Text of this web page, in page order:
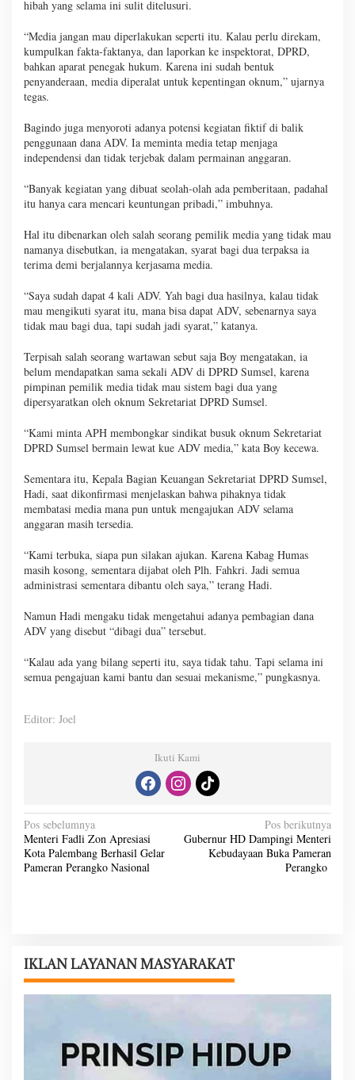
hibah yang selama ini sulit ditelusuri.
“Media jangan mau diperlakukan seperti itu. Kalau perlu direkam,
kumpulkan fakta-faktanya, dan laporkan ke inspektorat, DPRD,
bahkan aparat penegak hukum. Karena ini sudah bentuk
penyanderaan, media diperalat untuk kepentingan oknum,” ujarnya
tegas.
Bagindo juga menyoroti adanya potensi kegiatan fiktif di balik
penggunaan dana ADV. Ia meminta media tetap menjaga
independensi dan tidak terjebak dalam permainan anggaran.
“Banyak kegiatan yang dibuat seolah-olah ada pemberitaan, padahal
itu hanya cara mencari keuntungan pribadi,” imbuhnya.
Hal itu dibenarkan oleh salah seorang pemilik media yang tidak mau
namanya disebutkan, ia mengatakan, syarat bagi dua terpaksa ia
terima demi berjalannya kerjasama media.
“Saya sudah dapat 4 kali ADV. Yah bagi dua hasilnya, kalau tidak
mau mengikuti syarat itu, mana bisa dapat ADV, sebenarnya saya
tidak mau bagi dua, tapi sudah jadi syarat,” katanya.
Terpisah salah seorang wartawan sebut saja Boy mengatakan, ia
belum mendapatkan sama sekali ADV di DPRD Sumsel, karena
pimpinan pemilik media tidak mau sistem bagi dua yang
dipersyaratkan oleh oknum Sekretariat DPRD Sumsel.
“Kami minta APH membongkar sindikat busuk oknum Sekretariat
DPRD Sumsel bermain lewat kue ADV media,” kata Boy kecewa.
Sementara itu, Kepala Bagian Keuangan Sekretariat DPRD Sumsel,
Hadi, saat dikonfirmasi menjelaskan bahwa pihaknya tidak
membatasi media mana pun untuk mengajukan ADV selama
anggaran masih tersedia.
“Kami terbuka, siapa pun silakan ajukan. Karena Kabag Humas
masih kosong, sementara dijabat oleh Plh. Fahkri. Jadi semua
administrasi sementara dibantu oleh saya,” terang Hadi.
Namun Hadi mengaku tidak mengetahui adanya pembagian dana
ADV yang disebut “dibagi dua” tersebut.
“Kalau ada yang bilang seperti itu, saya tidak tahu. Tapi selama ini
semua pengajuan kami bantu dan sesuai mekanisme,” pungkasnya.
Editor: Joel
Ikuti Kami
N
a
v
s
i
Pos sebelumnya
Menteri Fadli Zon Apresiasi
Kota Palembang Berhasil Gelar
Pameran Perangko Nasional
Pos berikutnya
Gubernur HD Dampingi Menteri
Kebudayaan Buka Pameran
Perangko
IKLAN LAYANAN MASYARAKAT